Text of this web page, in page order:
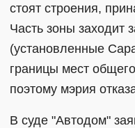
стоят строения,
Часть зоны заходит
(установленные
границы мест
поэтому мэрия
В суде "Автодом"